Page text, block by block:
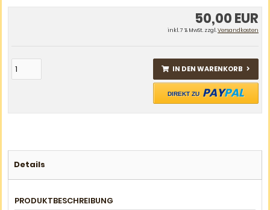
50,00 EUR
inkl. 7 % MwSt. zzgl.Versandkosten
IN DEN WARENKORB
DIREKT ZU PAYPAL
Details
PRODUKTBESCHREIBUNG